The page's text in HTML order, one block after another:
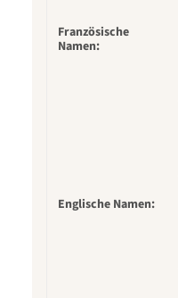
Französische
Namen:
Englische Namen: